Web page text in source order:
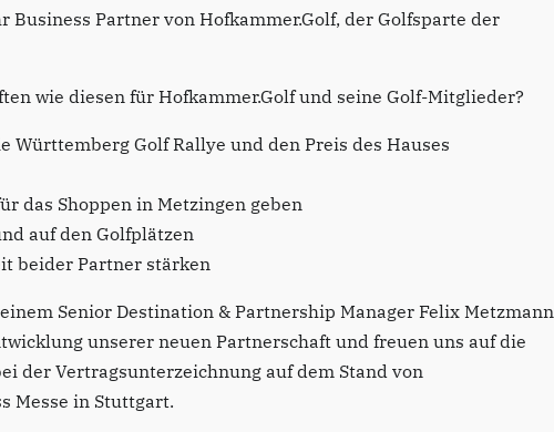
Partner von Hofkammer.Golf, der Golfsparte der
wie diesen für Hofkammer.Golf und seine Golf-Mitglieder?
Golf Rallye und den Preis des Hauses
das Shoppen in Metzingen geben
auf den Golfplätzen
beider Partner stärken
Senior Destination & Partnership Manager Felix Metzmann
unserer neuen Partnerschaft und freuen uns auf die
der Vertragsunterzeichnung auf dem Stand von
Messe in Stuttgart.